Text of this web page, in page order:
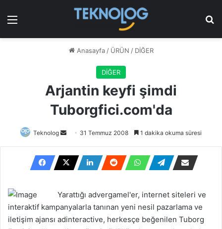
Menü
Anasayfa / ÜRÜN / DİĞER
DİĞER
Arjantin keyfi şimdi
Tuborgfici.com'da
Teknolog
Bir
posta
göndermek
31 Temmuz 2008 1 dakika okuma süresi
Yarattığı advergamel'er, internet siteleri ve
interaktif kampanyalarla tanınan yeni nesil pazarlama ve
iletişim ajansı adinteractive, herkesçe beğenilen Tuborg